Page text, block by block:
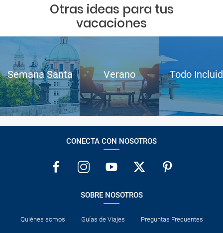
única que te mereces.Otras ideas para tus
vacaciones
Semana Santa Verano Todo
CONECTA CON NOSOTROS
SOBRE NOSOTROS
Quiénes somos Guías de Viajes Preguntas Frecuentes